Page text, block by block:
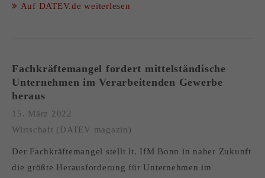
Auf DATEV.de weiterlesen
Fachkräftemangel fordert mittelständische
Unternehmen im Verarbeitenden Gewerbe
heraus
15. März 2022
Wirtschaft (DATEV magazin)
Der Fachkräftemangel stellt lt. IfM Bonn in naher Zukunft
die größte Herausforderung für Unternehmen im